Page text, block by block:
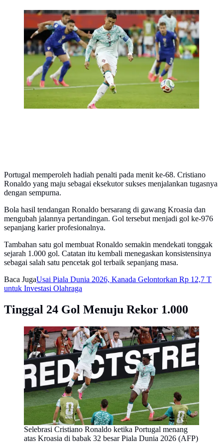
Penyerang Timnas Portugal bernomor punggung 07,
Cristiano Ronaldo, mencetak gol pertama timnya dari
titik penalti selama pertandingan babak 32 besar Piala
Dunia 2026 antara Portugal dan Kroasia di Stadion
Toronto, Toronto, pada 3 Juli 2026. (Kamil
Krzaczynski/AFP)
Portugal memperoleh hadiah penalti pada menit ke-68. Cristiano
Ronaldo yang maju sebagai eksekutor sukses menjalankan tugasnya
dengan sempurna.
Bola hasil tendangan Ronaldo bersarang di gawang Kroasia dan
mengubah jalannya pertandingan. Gol tersebut menjadi gol ke-976
sepanjang karier profesionalnya.
Tambahan satu gol membuat Ronaldo semakin mendekati tonggak
sejarah 1.000 gol. Catatan itu kembali menegaskan konsistensinya
sebagai salah satu pencetak gol terbaik sepanjang masa.
Baca JugaUsai Piala Dunia 2026, Kanada Gelontorkan Rp 12,7 T
untuk Investasi Olahraga
Tinggal 24 Gol Menuju Rekor 1.000
Selebrasi Cristiano Ronaldo ketika Portugal menang
atas Kroasia di babak 32 besar Piala Dunia 2026 (AFP)